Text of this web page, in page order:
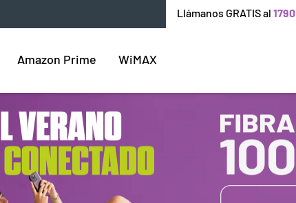
Llámanos GRATIS al 1790
Amazon Prime WiMAX